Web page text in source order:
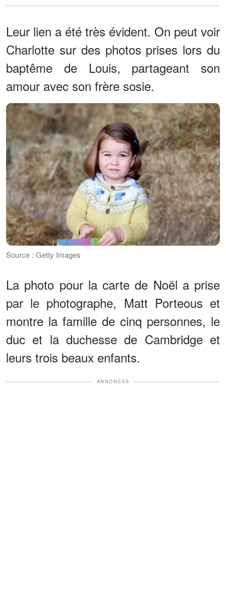
Leur lien a été très évident. On peut voir
Charlotte sur des photos prises lors du
baptême de Louis, partageant son
amour avec son frère sosie.
Source : Getty Images
La photo pour la carte de Noël a prise
par le photographe, Matt Porteous et
montre la famille de cinq personnes, le
duc et la duchesse de Cambridge et
leurs trois beaux enfants.
ANNONCES